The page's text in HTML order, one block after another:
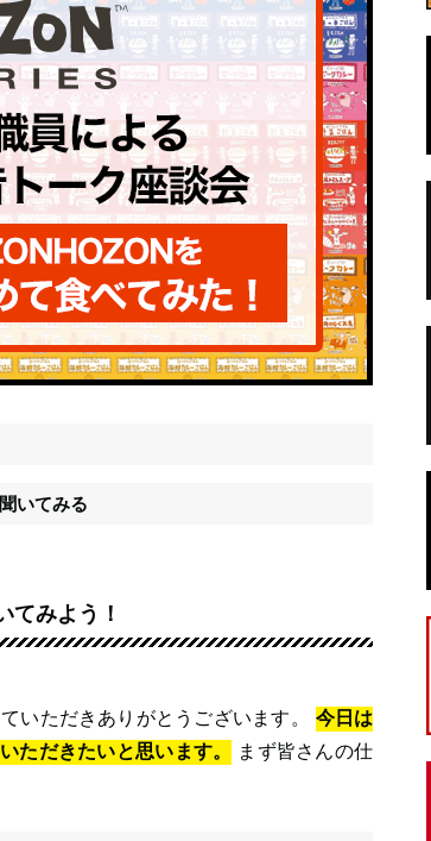
いてみる
てみよう！
いただきありがとうございます。
今日は
ただきたいと思います。
まず皆さんの仕